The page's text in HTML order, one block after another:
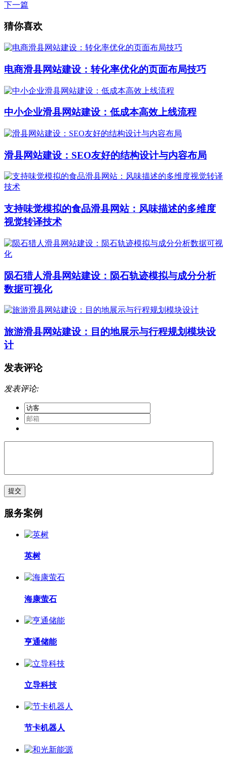
下一篇
猜你喜欢
电商滑县网站建设：转化率优化的页面布局技巧
中小企业滑县网站建设：低成本高效上线流程
滑县网站建设：SEO友好的结构设计与内容布局
支持味觉模拟的食品滑县网站：风味描述的多维度
视觉转译技术
陨石猎人滑县网站建设：陨石轨迹模拟与成分分析
数据可视化
旅游滑县网站建设：目的地展示与行程规划模块设
计
发表评论
发表评论:
服务案例
英树
海康萤石
亨通储能
立导科技
节卡机器人